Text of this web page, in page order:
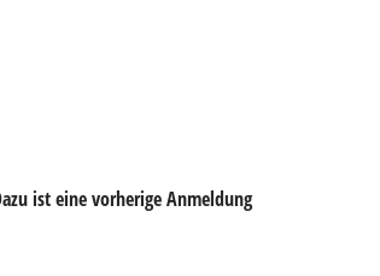
ist eine vorherige Anmeldung